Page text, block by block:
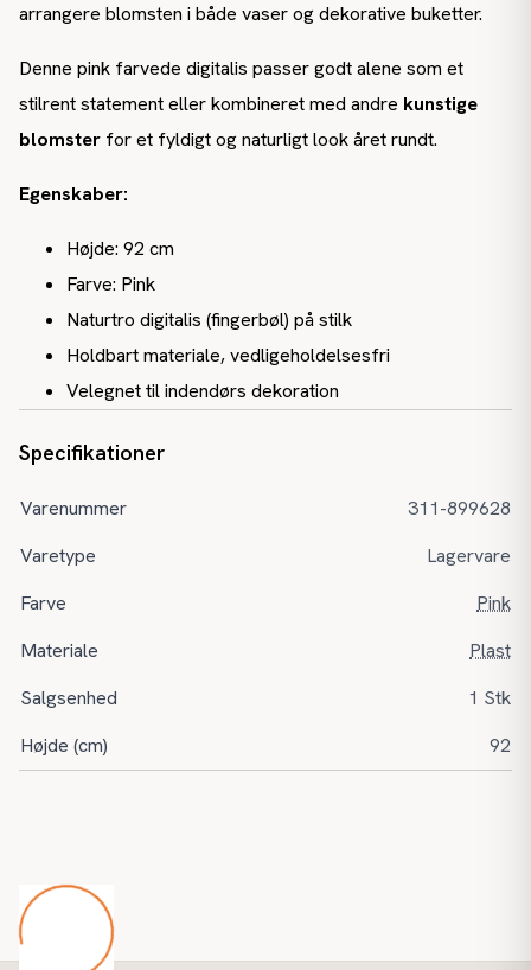
arrangere blomsten i både vaser og dekorative buketter.
Denne pink farvede digitalis passer godt alene som et
stilrent statement eller kombineret med andre kunstige
blomster for et fyldigt og naturligt look året rundt.
Egenskaber:
Højde: 92 cm
Farve: Pink
Naturtro digitalis (fingerbøl) på stilk
Holdbart materiale, vedligeholdelsesfri
Velegnet til indendørs dekoration
Specifikationer
Varenummer
311-899628
Varetype
Lagervare
Farve
Pink
Materiale
Plast
Salgsenhed
1 Stk
Højde (cm)
92